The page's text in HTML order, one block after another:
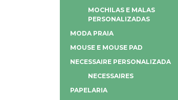
MOCHILAS E MALAS
PERSONALIZADAS
MODA PRAIA
MOUSE E MOUSE PAD
NECESSAIRE PERSONALIZADA
NECESSAIRES
PAPELARIA